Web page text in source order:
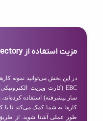
مزیت استفاده از Business Directory
در این بخش می‌توانید نمونه
ساز پیشرفته) استفاده
کارها به شما کمک می‌کند تا با
طور عملی آشنا شوید. از طریق